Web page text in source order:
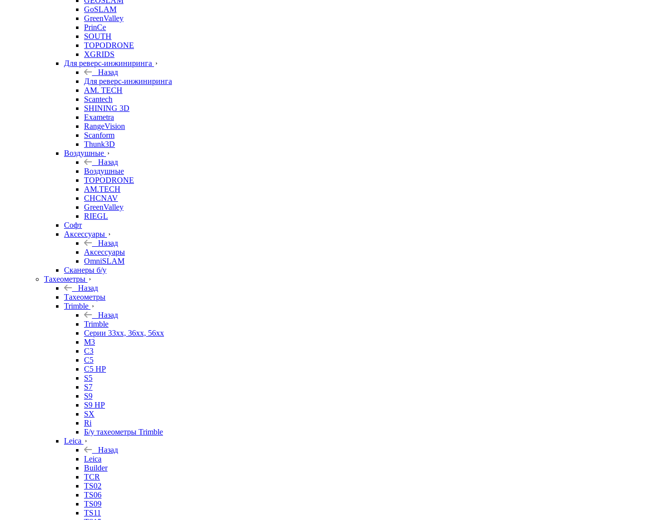
GoSLAM
GreenValley
PrinCe
SOUTH
TOPODRONE
XGRIDS
Для реверс-инжиниринга
Назад
Для реверс-инжиниринга
AM. TECH
Scantech
SHINING 3D
Exametra
RangeVision
Scanform
Thunk3D
Воздушные
Назад
Воздушные
TOPODRONE
AM.TECH
CHCNAV
GreenValley
RIEGL
Софт
Аксессуары
Назад
Аксессуары
OmniSLAM
Сканеры б/у
Тахеометры
Назад
Тахеометры
Trimble
Назад
Trimble
Серии 33xx, 36xx, 56xx
M3
C3
C5
C5 HP
S5
S7
S9
S9 HP
SX
Ri
Б/у тахеометры Trimble
Leica
Назад
Leica
Builder
TCR
TS02
TS06
TS09
TS11